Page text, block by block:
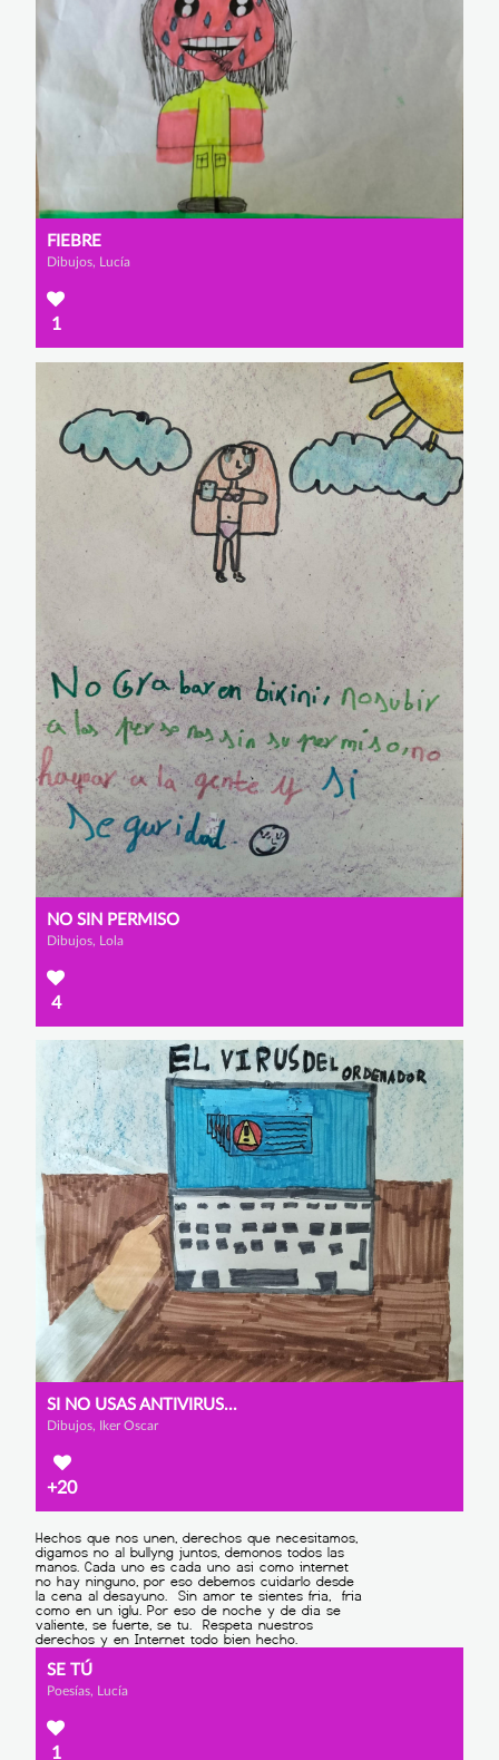
FIEBRE
Dibujos, Lucía
1
NO SIN PERMISO
Dibujos, Lola
4
SI NO USAS ANTIVIRUS...
Dibujos, Iker Oscar
+20
SE TÚ
Poesías, Lucía
1